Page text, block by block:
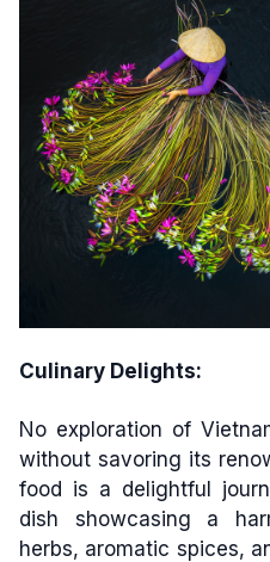
Culinary Delights:
No exploration of
without savoring its
food is a delightful
dish showcasing a
herbs, aromatic spices,